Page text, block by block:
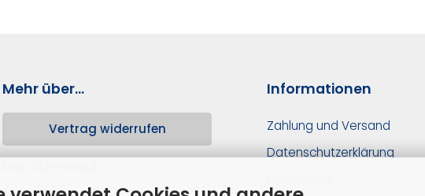
Mehr über...
Vertrag widerrufen
Informationen
Zahlung und Versand
Datenschutzerklärung